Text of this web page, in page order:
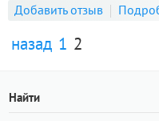
Добавить отзыв
назад 1 2
Найти